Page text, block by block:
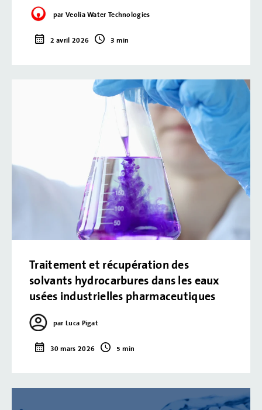
par Veolia Water Technologies
2 avril 2026 3 min
Traitement et récupération des
solvants hydrocarbures dans les eaux
usées industrielles pharmaceutiques
par Luca Pigat
30 mars 2026 5 min